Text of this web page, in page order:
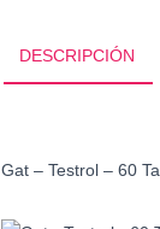
DESCRIPCIÓN
Gat – Testrol – 60